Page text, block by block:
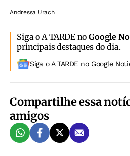
Andressa Urach
Siga o A TARDE noGoogle
principais destaques do dia.
Siga o A TARDE no Google
Compartilhe essa
amigos